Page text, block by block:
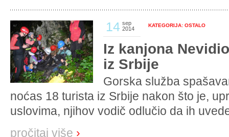
14 sep
2014
KATEGORIJA: OSTALO
Iz kanjona
iz Srbije
Gorska služba
noćas 18 turista iz Srbije nakon što je,
uslovima, njihov vodič odlučio da ih
pročitaj više ›